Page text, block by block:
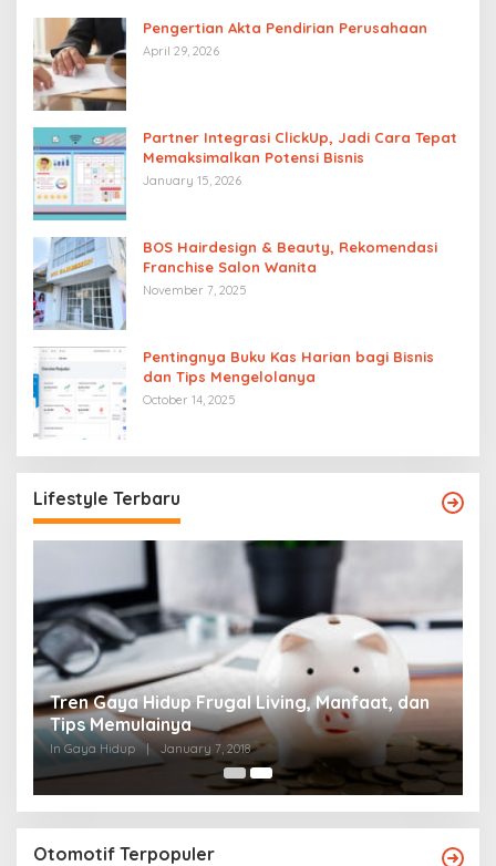
Pengertian Akta Pendirian Perusahaan
April 29, 2026
Partner Integrasi ClickUp, Jadi Cara Tepat
Memaksimalkan Potensi Bisnis
January 15, 2026
BOS Hairdesign & Beauty, Rekomendasi
Franchise Salon Wanita
November 7, 2025
Pentingnya Buku Kas Harian bagi Bisnis
dan Tips Mengelolanya
October 14, 2025
Lifestyle Terbaru
Tren Gaya Hidup Frugal Living, Manfaat, dan
Tips Memulainya
In Gaya Hidup | January 7, 2018
Otomotif Terpopuler